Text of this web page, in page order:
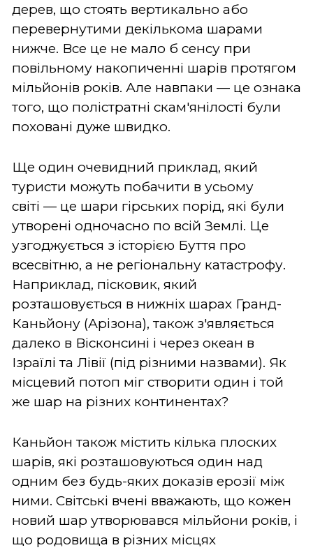
дерев, що стоять вертикально або
перевернутими декількома шарами
нижче. Все це не мало б сенсу при
повільному накопиченні шарів протягом
мільйонів років. Але навпаки — це ознака
того, що полістратні скам'янілості були
поховані дуже швидко.
Ще один очевидний приклад, який
туристи можуть побачити в усьому
світі — це шари гірських порід, які були
утворені одночасно по всій Землі. Це
узгоджується з історією Буття про
всесвітню, а не регіональну катастрофу.
Наприклад, пісковик, який
розташовується в нижніх шарах Гранд-
Каньйону (Арізона), також з'являється
далеко в Вісконсині і через океан в
Ізраїлі та Лівії (під різними назвами). Як
місцевий потоп міг створити один і той
же шар на різних континентах?
Каньйон також містить кілька плоских
шарів, які розташовуються один над
одним без будь-яких доказів ерозії між
ними. Світські вчені вважають, що кожен
новий шар утворювався мільйони років, і
що родовища в різних місцях